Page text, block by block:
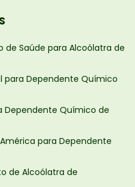
de Saúde para Alcoólatra de
para Dependente Químico
Dependente Químico de
para Dependente
de Alcoólatra de